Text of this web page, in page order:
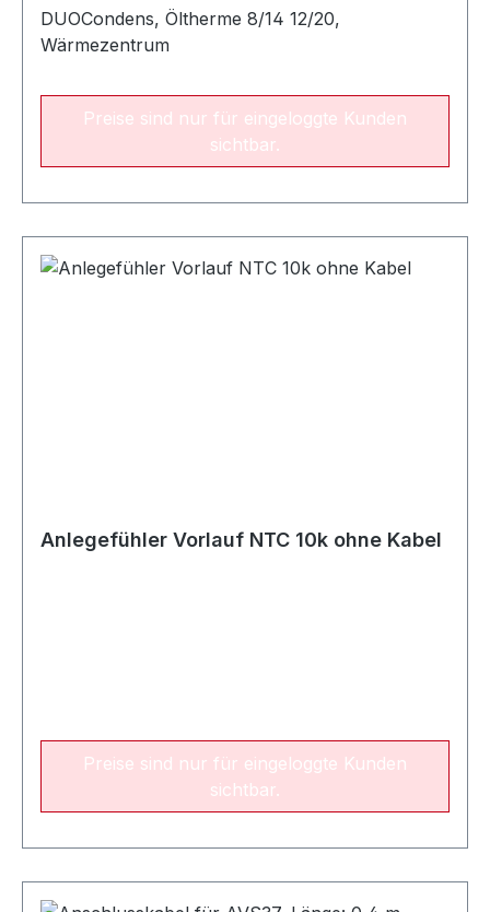
DUOCondens, Öltherme 8/14 12/20,
Wärmezentrum
Preise sind nur für eingeloggte Kunden
sichtbar.
Anlegefühler Vorlauf NTC 10k ohne Kabel
Preise sind nur für eingeloggte Kunden
sichtbar.